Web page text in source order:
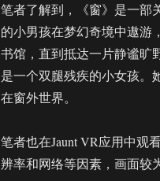
笔者了解到，《窗》是一部
的小男孩在梦幻奇境中遨游
书馆，直到抵达一片静谧旷
是一个双腿残疾的小女孩。
在窗外世界。
笔者也在Jaunt VR应用中观
辨率和网络等因素，画面较